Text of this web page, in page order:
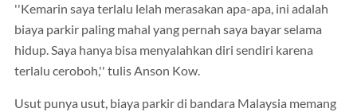
''Kemarin saya terlalu lelah merasakan apa-apa, ini adalah
biaya parkir paling mahal yang pernah saya bayar selama
hidup. Saya hanya bisa menyalahkan diri sendiri karena
terlalu ceroboh,'' tulis Anson Kow.
Usut punya usut, biaya parkir di bandara Malaysia memang